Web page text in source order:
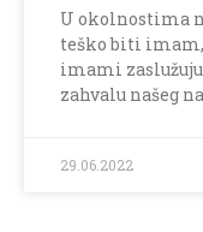
U okolnostima
teško biti
imami
zahvalu našeg
29.06.2022